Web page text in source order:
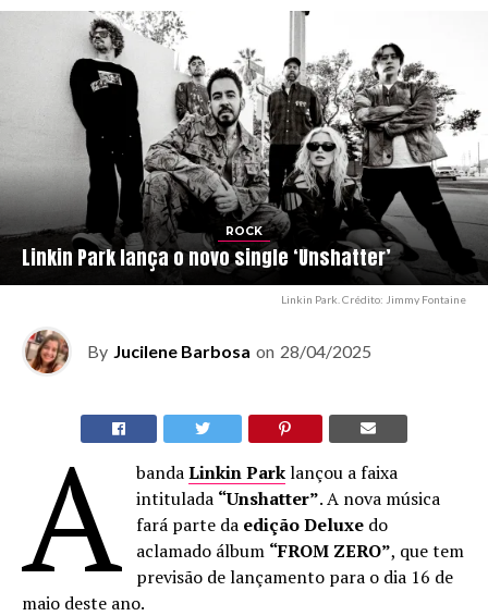
ROCK
Linkin Park lança o novo single ‘Unshatter’
Linkin Park. Crédito: Jimmy Fontaine
By Jucilene Barbosa on 28/04/2025
A bandaLinkin Parklançou a faixa
intitulada “Unshatter”. A nova música
fará parte da edição Deluxe do
aclamado álbum “FROM ZERO”, que tem
previsão de lançamento para o dia 16 de
maio deste ano.